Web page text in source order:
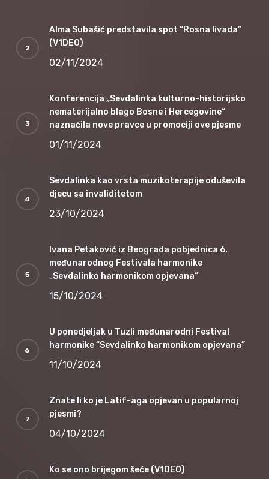
Alma Subašić predstavila spot “Rosna livada”
(V1DEO)
02/11/2024
Konferencija „Sevdalinka kulturno-historijsko
nematerijalno blago Bosne i Hercegovine“
naznačila nove pravce u promociji ove pjesme
01/11/2024
Sevdalinka kao vrsta muzikoterapije oduševila
djecu sa invaliditetom
23/10/2024
Ivana Petaković iz Beograda pobjednica 6.
međunarodnog Festivala harmonike
„Sevdalinko harmonikom opjevana“
15/10/2024
U ponedjeljak u Tuzli međunarodni Festival
harmonike “Sevdalinko harmonikom opjevana”
11/10/2024
Znate li ko je Latif-aga opjevan u popularnoj
pjesmi?
04/10/2024
Ko se ono brijegom šeće (V1DEO)